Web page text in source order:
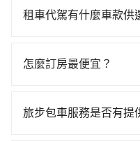
府專車接送，則每人平
時間的人來說，預約
里程限定200~400公里
阿里山，預計的小轎車
提就是犧牲了當天要開
tripool可省高達$2,900
以上，無論在價格或服
市場上稍具規模且合法
KKDAY、KLOOK、叫
的車輛調度能力，能以
租車代駕有什麼車款供
型車為主，車款品牌以
車，百分百無菸車，乘
怎麼訂房最便宜？
OTA (online travel
旅步包車服務是否有提